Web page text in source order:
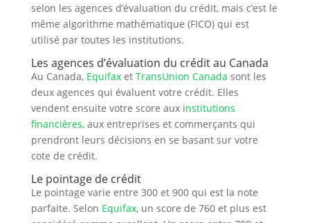
selon les agences d’évaluation du crédit, mais c’est le
même algorithme mathématique (FICO) qui est
utilisé par toutes les institutions.
Les agences d’évaluation du crédit au Canada
Au Canada, Equifaxet TransUnion Canada sont les
deux agences qui évaluent votre crédit. Elles
vendent ensuite votre score aux institutions
financières,aux entreprises et commerçants qui
prendront leurs décisions en se basant sur votre
cote de crédit.
Le pointage de crédit
Le pointage varie entre 300 et 900 qui est la note
parfaite. Selon Equifax, un score de 760 et plus est